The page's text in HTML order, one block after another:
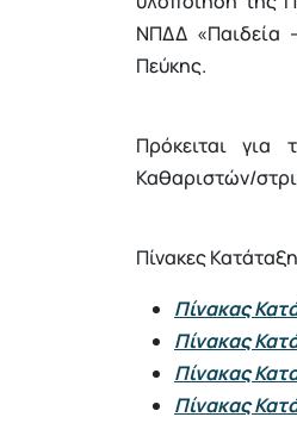
ΝΠΔΔ «Παιδεία
Πεύκης.
Πρόκειται για
Καθαριστών/
Πίνακες
Πίνακας
Πίνακας
Πίνακας
Πίνακας